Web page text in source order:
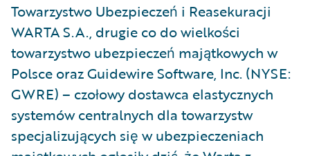
Towarzystwo Ubezpieczeń i Reasekuracji
WARTA S.A., drugie co do wielkości
towarzystwo ubezpieczeń majątkowych w
Polsce oraz Guidewire Software, Inc. (NYSE:
GWRE) – czołowy dostawca elastycznych
systemów centralnych dla towarzystw
specjalizujących się w ubezpieczeniach